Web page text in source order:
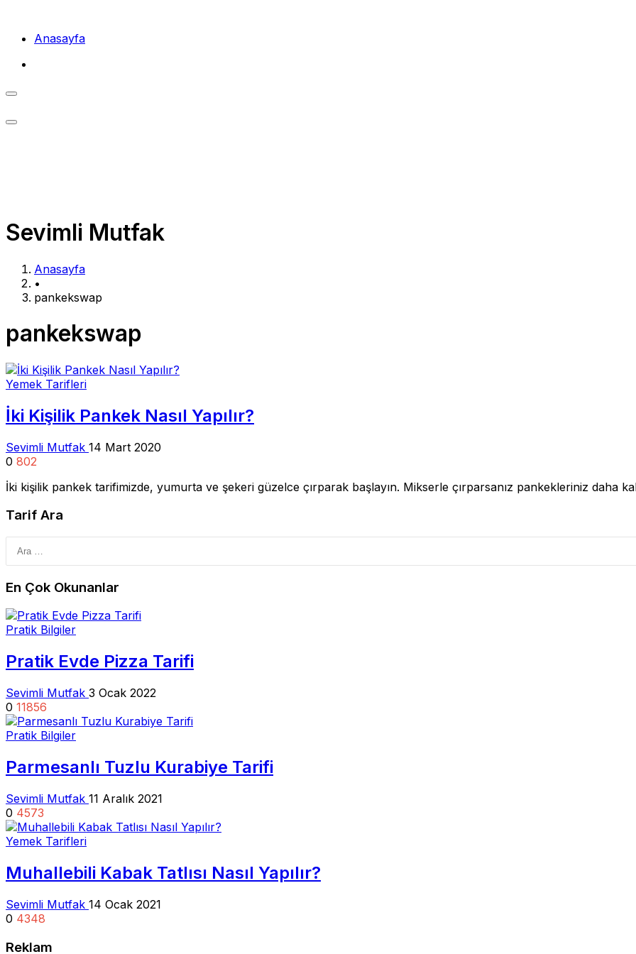
contentAnasayfa
Sevimli Mutfak
Anasayfa
•
pankekswap
pankekswap
Yemek Tarifleri
İki Kişilik Pankek Nasıl Yapılır?
Sevimli Mutfak 14 Mart 2020
0 802
İki kişilik pankek tarifimizde, yumurta ve şekeri güzelce çırparak başlayın. Mikserle çırparsanız pankekleriniz daha
Tarif Ara
En Çok Okunanlar
Pratik Bilgiler
Pratik Evde Pizza Tarifi
Sevimli Mutfak 3 Ocak 2022
0 11856
Pratik Bilgiler
Parmesanlı Tuzlu Kurabiye Tarifi
Sevimli Mutfak 11 Aralık 2021
0 4573
Yemek Tarifleri
Muhallebili Kabak Tatlısı Nasıl Yapılır?
Sevimli Mutfak 14 Ocak 2021
0 4348
Reklam